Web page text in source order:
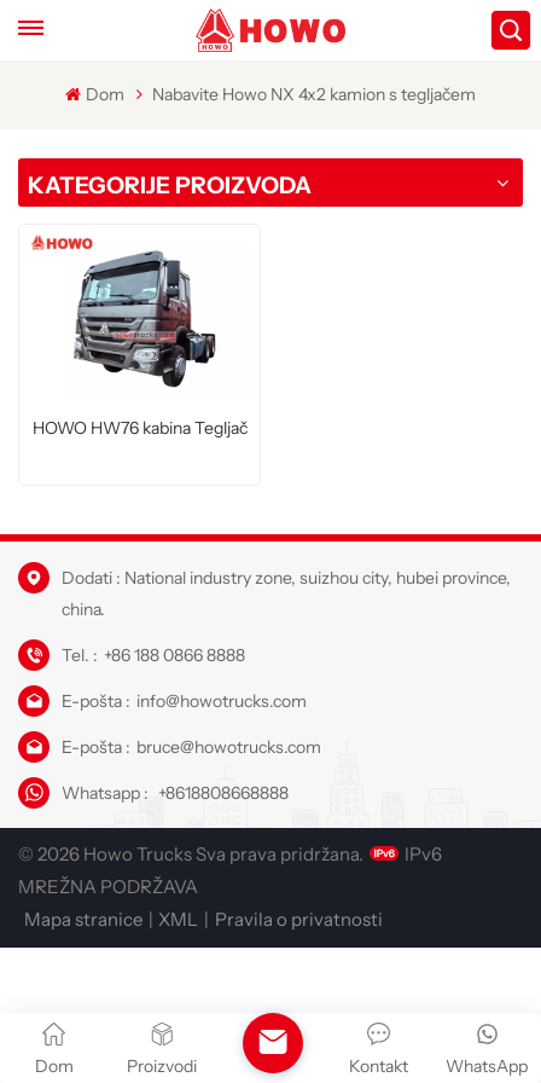
Dom Nabavite Howo NX 4x2 kamion s tegljačem
KATEGORIJE PROIZVODA
HOWO HW76 kabina Tegljač
Dodati : National industry zone, suizhou city, hubei province,
china.
Tel. : +86 188 0866 8888
E-pošta : info@howotrucks.com
E-pošta : bruce@howotrucks.com
Whatsapp : +8618808668888
© 2026 Howo Trucks Sva prava pridržana.
IPv6
MREŽNA PODRŽAVA
Mapa stranice | XML | Pravila o privatnosti
Dom Proizvodi WhatsApp
Kontakt